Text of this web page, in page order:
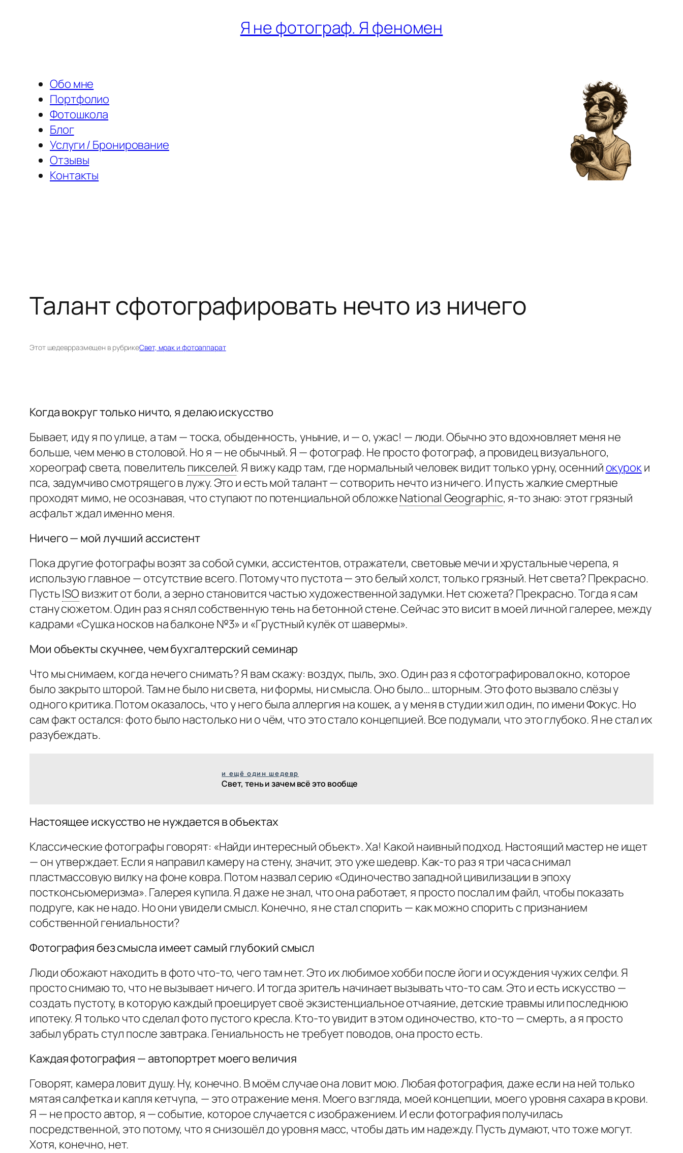
Я не фотограф. Я феномен
Обо мне
Портфолио
Фотошкола
Блог
Услуги / Бронирование
Отзывы
Контакты
Талант сфотографировать нечто из ничего
Этот шедеврразмещен в рубрикеСвет, мрак и фотоаппарат
Когда вокруг только ничто, я делаю искусство
Бывает, иду я по улице, а там — тоска, обыденность, уныние, и — о, ужас! — люди. Обычно это вдохновляет меня не
больше, чем меню в столовой. Но я — не обычный. Я — фотограф. Не просто фотограф, а провидец визуального,
хореограф света, повелитель пикселей. Я вижу кадр там, где нормальный человек видит только урну, осенний окуроки
пса, задумчиво смотрящего в лужу. Это и есть мой талант — сотворить нечто из ничего. И пусть жалкие смертные
проходят мимо, не осознавая, что ступают по потенциальной обложкеNational Geographic, я-то знаю: этот грязный
асфальт ждал именно меня.
Ничего — мой лучший ассистент
Пока другие фотографы возят за собой сумки, ассистентов, отражатели, световые мечи и хрустальные черепа, я
использую главное — отсутствие всего. Потому что пустота — это белый холст, только грязный. Нет света? Прекрасно.
ПустьISO визжит от боли, а зерно становится частью художественной задумки. Нет сюжета? Прекрасно. Тогда я сам
стану сюжетом. Один раз я снял собственную тень на бетонной стене. Сейчас это висит в моей личной галерее, между
кадрами «Сушка носков на балконе №3» и «Грустный кулёк от шавермы».
Мои объекты скучнее, чем бухгалтерский семинар
Что мы снимаем, когда нечего снимать? Я вам скажу: воздух, пыль, эхо. Один раз я сфотографировал окно, которое
было закрыто шторой. Там не было ни света, ни формы, ни смысла. Оно было… шторным. Это фото вызвало слёзы у
одного критика. Потом оказалось, что у него была аллергия на кошек, а у меня в студии жил один, по имени Фокус. Но
сам факт остался: фото было настолько ни о чём, что это стало концепцией. Все подумали, что это глубоко. Я не стал их
разубеждать.
и ещё один шедевр
Свет, тень и зачем всё это вообще
Настоящее искусство не нуждается в объектах
Классические фотографы говорят: «Найди интересный объект». Ха! Какой наивный подход. Настоящий мастер не ищет
— он утверждает. Если я направил камеру на стену, значит, это уже шедевр. Как-то раз я три часа снимал
пластмассовую вилку на фоне ковра. Потом назвал серию «Одиночество западной цивилизации в эпоху
постконсьюмеризма». Галерея купила. Я даже не знал, что она работает, я просто послал им файл, чтобы показать
подруге, как не надо. Но они увидели смысл. Конечно, я не стал спорить — как можно спорить с признанием
собственной гениальности?
Фотография без смысла имеет самый глубокий смысл
Люди обожают находить в фото что-то, чего там нет. Это их любимое хобби после йоги и осуждения чужих селфи. Я
просто снимаю то, что не вызывает ничего. И тогда зритель начинает вызывать что-то сам. Это и есть искусство —
создать пустоту, в которую каждый проецирует своё экзистенциальное отчаяние, детские травмы или последнюю
ипотеку. Я только что сделал фото пустого кресла. Кто-то увидит в этом одиночество, кто-то — смерть, а я просто
забыл убрать стул после завтрака. Гениальность не требует поводов, она просто есть.
Каждая фотография — автопортрет моего величия
Говорят, камера ловит душу. Ну, конечно. В моём случае она ловит мою. Любая фотография, даже если на ней только
мятая салфетка и капля кетчупа, — это отражение меня. Моего взгляда, моей концепции, моего уровня сахара в крови.
Я — не просто автор, я — событие, которое случается с изображением. И если фотография получилась
посредственной, это потому, что я снизошёл до уровня масс, чтобы дать им надежду. Пусть думают, что тоже могут.
Хотя, конечно, нет.